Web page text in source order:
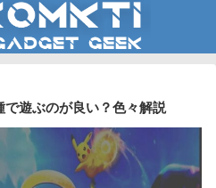
遊ぶのが良い？色々解説